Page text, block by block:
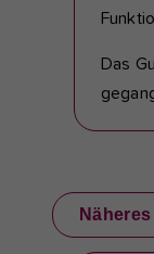
Das